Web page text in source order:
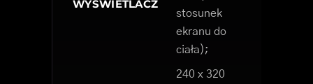
WYŚWIETLACZ
stosunek
ekranu do
ciała);
240 x 320